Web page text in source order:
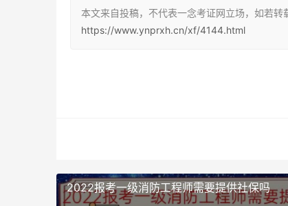
二、学习能力一般但是时间充足的人，可以
三、上班实在太忙，学习能力相对比较差
随着近几年国家各项消防新政的陆续出台，
位，消防重点单位，消防安装、维保检测单
本文来自投稿，不代表一念考证网立场，如若转
https://www.ynprxh.cn/xf/4144.html
2022报考一级消防工程师需要提供社保吗